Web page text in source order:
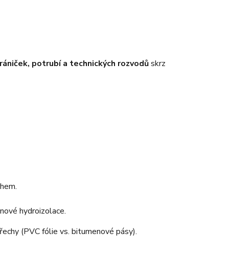
potrubí a technických rozvodůskrz
hydroizolace.
(PVC fólie vs. bitumenové pásy).